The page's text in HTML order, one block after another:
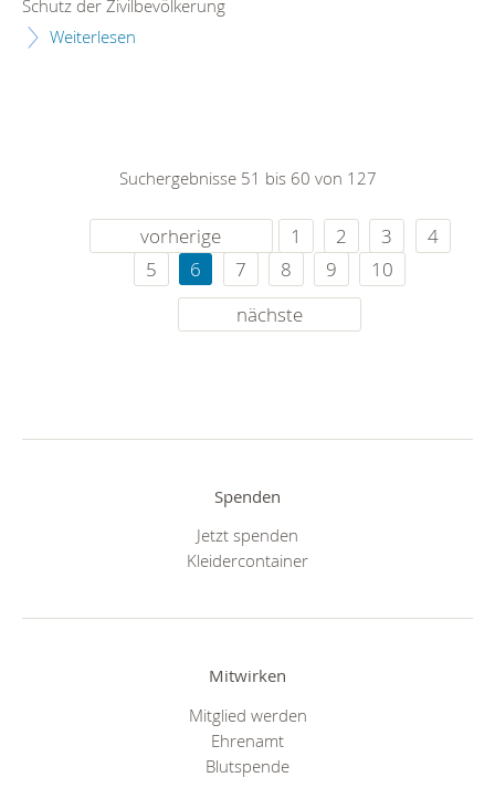
Schutz der Zivilbevölkerung
Weiterlesen
Suchergebnisse 51 bis 60 von 127
vorherige 1 2 3
4
5
6 7 8 9
10
nächste
Spenden
Jetzt spenden
Kleidercontainer
Mitwirken
Mitglied werden
Ehrenamt
Blutspende